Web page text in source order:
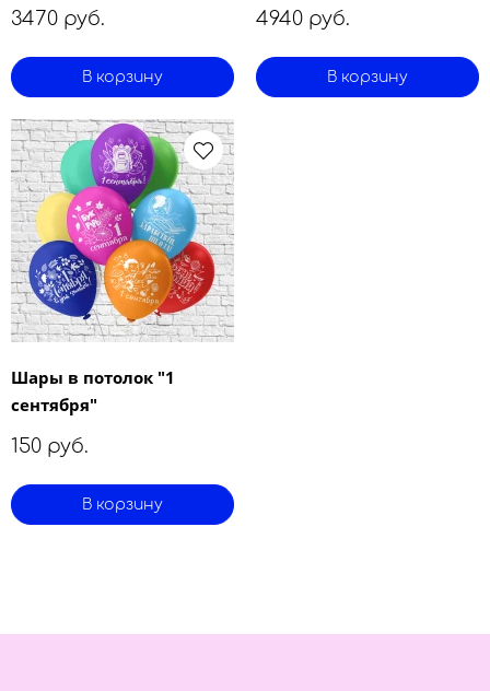
3470 руб.
В корзину
4940 руб.
В корзину
Шары в потолок "1
сентября"
150 руб.
В корзину